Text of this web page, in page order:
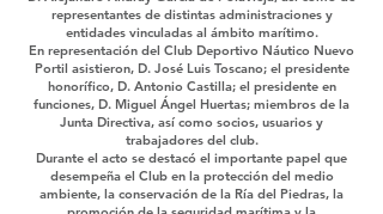
representantes de distintas administraciones y
entidades vinculadas al ámbito marítimo.
En representación del Club Deportivo Náutico Nuevo
Portil asistieron, D. José Luis Toscano; el presidente
honorífico, D. Antonio Castilla; el presidente en
funciones, D. Miguel Ángel Huertas; miembros de la
Junta Directiva, así como socios, usuarios y
trabajadores del club.
Durante el acto se destacó el importante papel que
desempeña el Club en la protección del medio
ambiente, la conservación de la Ría del Piedras, la